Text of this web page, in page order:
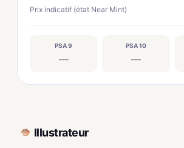
Prix indicatif (état Near Mint)
PSA 9
—
PSA 10
—
Illustrateur